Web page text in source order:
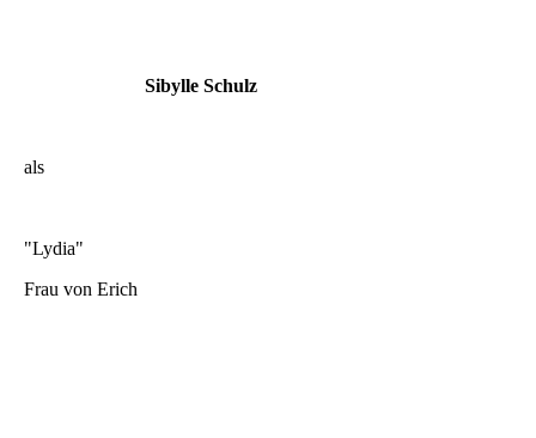
Sibylle Schulz
als
"Lydia"
Frau von Erich